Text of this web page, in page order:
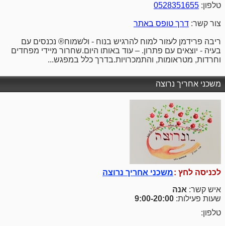
טלפון: 0528351655
צור קשר: דרך טופס באתר
ריבה פרידמן לעזור למוח להרגיש בנוח - ולשמוח® נכנסים עם
בעיה - יוצאים עם פתרון. – עוד באותו היום.שחרור מיידי מפחדים
וחרדות, מטראומות, והתמכרויות.בדרך כלל במפגש...
משכני אחריך נרוצה
לכניסה לחץ :משכני אחריך נרוצה
איש קשר: אנה
שעות פעילות: 9:00-20:00
טלפון: